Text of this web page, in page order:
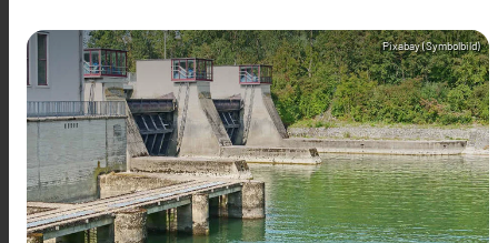
Pixabay (Symbolbild)